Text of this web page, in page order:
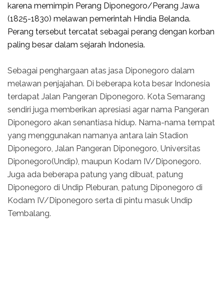
karena memimpin Perang Diponegoro/Perang Jawa
(1825-1830) melawan pemerintah Hindia Belanda.
Perang tersebut tercatat sebagai perang dengan korban
paling besar dalam sejarah Indonesia.
Sebagai penghargaan atas jasa Diponegoro dalam
melawan penjajahan. Di beberapa kota besar Indonesia
terdapat Jalan Pangeran Diponegoro. Kota Semarang
sendiri juga memberikan apresiasi agar nama Pangeran
Diponegoro akan senantiasa hidup. Nama-nama tempat
yang menggunakan namanya antara lain Stadion
Diponegoro, Jalan Pangeran Diponegoro, Universitas
Diponegoro(Undip), maupun Kodam IV/Diponegoro.
Juga ada beberapa patung yang dibuat, patung
Diponegoro di Undip Pleburan, patung Diponegoro di
Kodam IV/Diponegoro serta di pintu masuk Undip
Tembalang.